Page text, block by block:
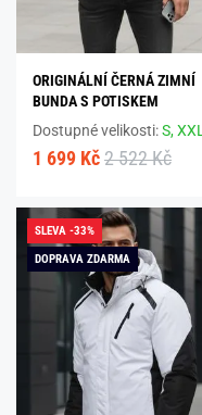
ORIGINÁLNÍ ČERNÁ ZIMNÍ
BUNDA S POTISKEM
Dostupné velikosti:S,XXL
1 699 Kč 2 522 Kč
SLEVA -33%
DOPRAVA ZDARMA